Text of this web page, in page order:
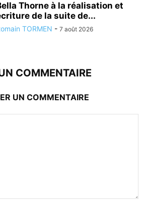
Thorne à la réalisation et
de la suite de...
TORMEN - 7 août 2026
COMMENTAIRE
UN COMMENTAIRE